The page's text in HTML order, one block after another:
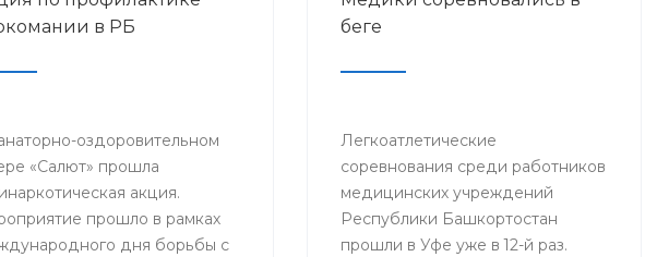
в РБ
оздоровительном
«Салют» прошла
акция.
прошло в рамках
дня борьбы с
беге
Легкоатлетические
соревнования среди работников
медицинских учреждений
Республики Башкортостан
прошли в Уфе уже в 12-й раз.